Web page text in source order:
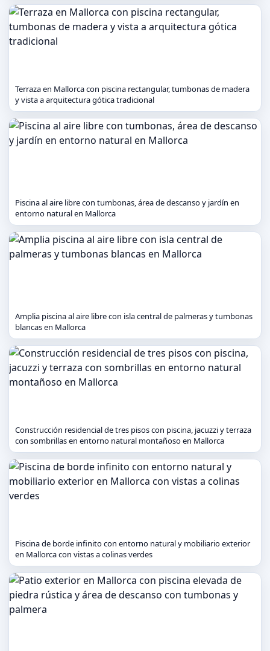
Terraza en Mallorca con piscina rectangular, tumbonas de madera
y vista a arquitectura gótica tradicional
Piscina al aire libre con tumbonas, área de descanso y jardín en
entorno natural en Mallorca
Amplia piscina al aire libre con isla central de palmeras y tumbonas
blancas en Mallorca
Construcción residencial de tres pisos con piscina, jacuzzi y terraza
con sombrillas en entorno natural montañoso en Mallorca
Piscina de borde infinito con entorno natural y mobiliario exterior
en Mallorca con vistas a colinas verdes